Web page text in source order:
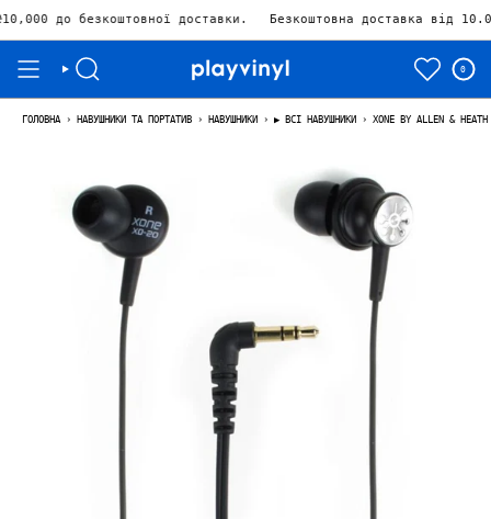
доставки. Безкоштовна доставка від 10.000₴
0
ГОЛОВНА› НАВУШНИКИ ТА ПОРТАТИВ › НАВУШНИКИ › ▶ ВСІ НАВУШНИКИ › XONE BY ALLEN &